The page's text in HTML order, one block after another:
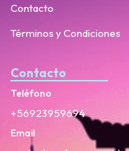
Contacto
Términos y Condiciones
Contacto
Teléfono
+56923959694
Email